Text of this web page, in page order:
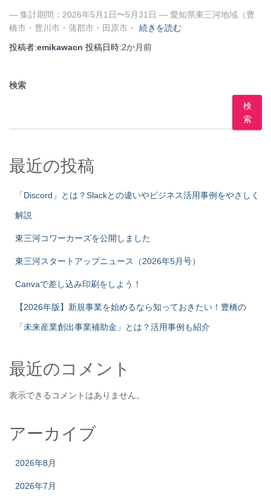
— 集計期間：2026年5月1日〜5月31日 — 愛知県東三河地域（豊
橋市・豊川市・蒲郡市・田原市・
続きを読む
投稿者:emikawacn 投稿日時:2か月前
検索
検
索
最近の投稿
「Discord」とは？Slackとの違いやビジネス活用事例をやさしく
解説
東三河コワーカーズを公開しました
東三河スタートアップニュース（2026年5月号）
Canvaで差し込み印刷をしよう！
【2026年版】新規事業を始めるなら知っておきたい！豊橋の
「未来産業創出事業補助金」とは？活用事例も紹介
最近のコメント
表示できるコメントはありません。
アーカイブ
2026年8月
2026年7月